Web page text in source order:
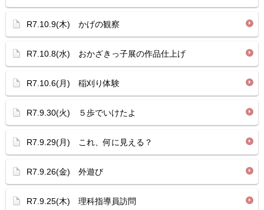
R7.10.9(木) かげの観察
R7.10.8(水) おかざきっ子展の作品仕上げ
R7.10.6(月) 稲刈り体験
R7.9.30(火) ５歩でいけたよ
R7.9.29(月) これ、何に見える？
R7.9.26(金) 外遊び
R7.9.25(木) 理科指導員訪問